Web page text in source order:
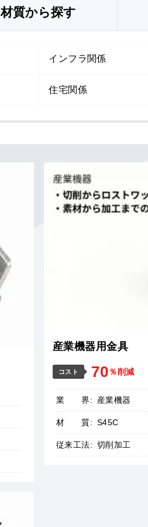
材質から探す
インフラ関係
住宅関係
産業機器用金具
コスト 70％削減
業 界: 産業機器
材 質: S45C
従来工法: 切削加工